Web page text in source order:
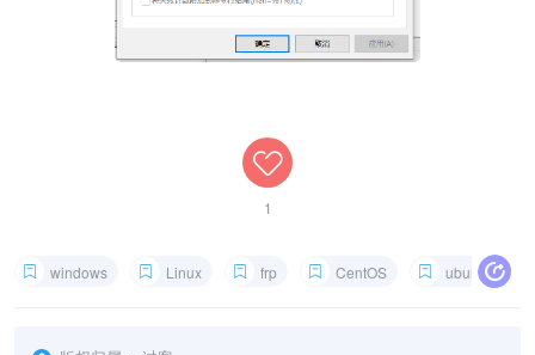
1
windows Linux frp CentOS ubuntu